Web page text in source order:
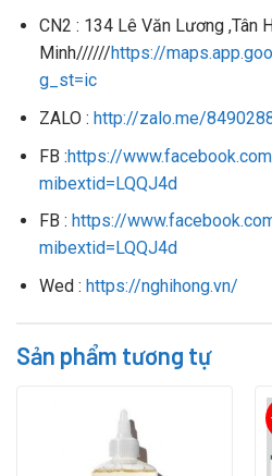
CN2 : 134 Lê Văn Lương ,Tân
Minh//////https://
g_st=ic
ZALO : http://zalo.me/
FB :https://
mibextid=LQQJ4d
FB : https://
mibextid=LQQJ4d
Wed : https://nghihong.vn/
Sản phẩm tương tự